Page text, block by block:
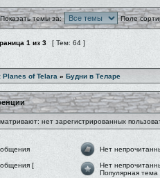
Показать темы за: Поле
1 из 3 [ Тем: 64 ]
Planes of Telara » Будни в Теларе
нет зарегистрированных
Нет
[
Нет
Популярная тема